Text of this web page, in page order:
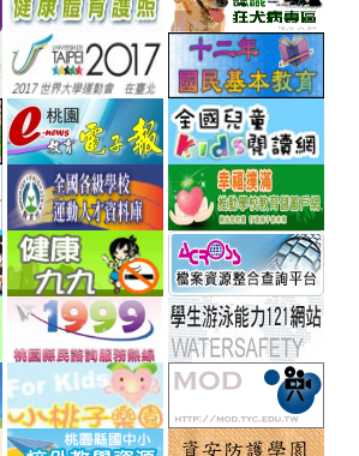
to
http://teachernet.moe.edu.tw/MAIN/index.aspx
to
https://airtw.epa.gov.tw/
to
http://
link
to
http://www.perdc.ntnu.edu.tw/anti-
flu/catalog.php?
MainCatalogID=2
link
http://
link
to
http://epaper.edu.tw/
link
to
http://163.30.192.132/
link
to
http://ev.tyc.edu.tw/
link
to
https://
to
link
to
http://ecolife.epa.gov.tw/cooler/default.aspx
link
to
http://
link
http://arteducation.sce.ntnu.edu.tw/fullfive/
link
to
http://www.tycg.gov.tw/
link
to
http://greenliving.epa.gov.tw/greenlife/green-
link
to
http://kids.tyc.edu.tw/
link
link
link